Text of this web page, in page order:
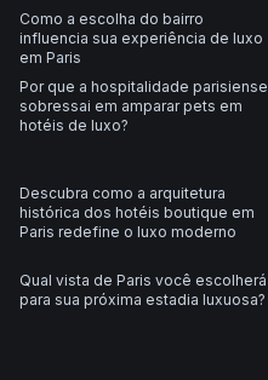
Como a escolha do bairro
influencia sua experiência de luxo
em Paris
Por que a hospitalidade parisiense
sobressai em amparar pets em
hotéis de luxo?
Descubra como a arquitetura
histórica dos hotéis boutique em
Paris redefine o luxo moderno
Qual vista de Paris você escolherá
para sua próxima estadia luxuosa?